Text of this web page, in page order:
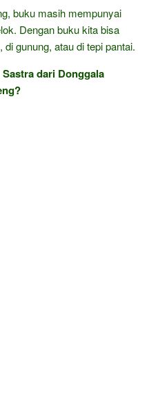
buku masih mempunyai
Dengan buku kita bisa
gunung, atau di tepi pantai.
dari Donggala